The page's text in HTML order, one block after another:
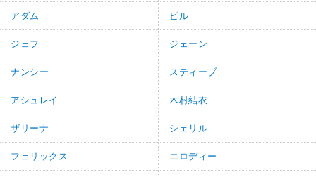
アダム ビル
ジェフ ジェーン
ナンシー スティーブ
アシュレイ 木村結衣
ザリーナ シェリル
フェリックス エロディー